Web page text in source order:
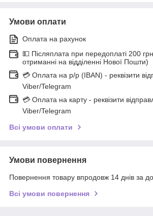
Умови оплати
Оплата на рахунок
💵 Післяплата при передоплаті 200
отриманні на відділенні Нової Пошти)
💳 Оплата на р/р (IBAN) - реквізити
Viber/Telegram
💳 Оплата на карту - реквізити
Viber/Telegram
Всі умови оплати
Умови повернення
Повернення товару впродовж 14 днів за
Всі умови повернення